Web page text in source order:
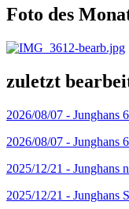
Foto des
zuletzt
2026/08/07 - Junghans
2026/08/07 - Junghans
2025/12/21 - Junghans
2025/12/21 - Junghans